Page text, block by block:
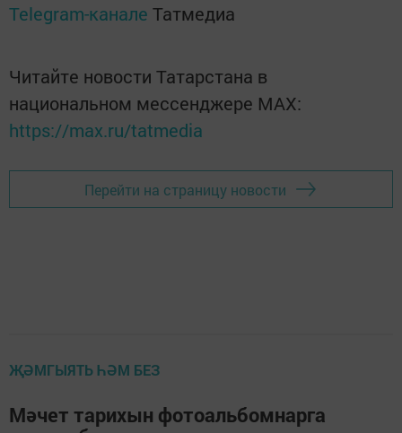
Telegram-канале Татмедиа
Читайте новости Татарстана в
национальном мессенджере MАХ:
https://max.ru/tatmedia
Перейти на страницу новости
ҖӘМГЫЯТЬ ҺӘМ БЕЗ
Мәчет тарихын фотоальбомнарга